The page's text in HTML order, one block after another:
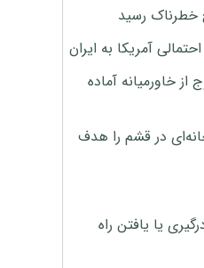
خطرناک رسید
آمریکا به ایران
خاورمیانه آماده
آمریکا خانه‌ای در قشم را هدف
یا یافتن راه